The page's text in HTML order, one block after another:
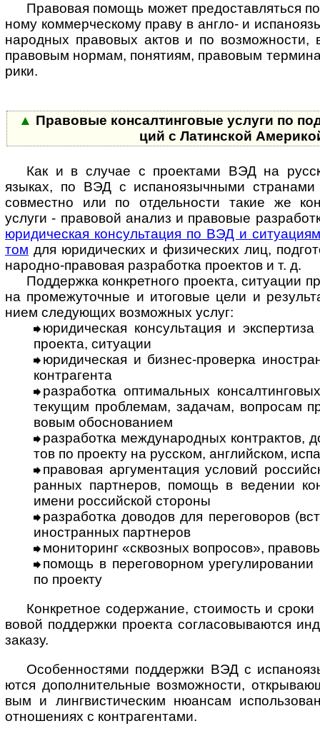
Правовая помощь может предоставляться
ному ком­мер­чес­кому праву в англо- и
на­род­ных пра­во­вых актов и по воз­мож­но­сти,
пра­во­вым нор­мам, поня­тиям, пра­во­вым
рики.
▲ Правовые консалтинговые услуги по
ций с Латин­cкой
Как и в случае с проектами ВЭД на
языках, по ВЭД с испа­но­языч­ными стра­нами
совме­стно или по отдель­ности такие же
услуги - право­вой ана­лиз и пра­вовые
юриди­чес­кая кон­суль­тация по ВЭД и
том для юри­ди­чес­ких и физи­чес­ких лиц,
на­родно-­пра­во­вая разра­ботка проек­тов и т. д.
Поддержка конкретного проекта, ситуации
на про­ме­жу­точ­ные и ито­го­вые цели и
нием сле­дую­щих воз­мож­ных услуг:
юридическая консультация и
про­екта, ситу­ации
юридическая и бизнес-проверка
контр­агента
разработка оптимальных
текущим проб­ле­мам, зада­чам, воп­ро­сам
во­вым обо­сно­ванием
разработка международных контрактов,
тов по про­екту на рус­ском, анг­лий­ском,
правовая аргументация условий
ран­ных парт­неров, помощь в веде­нии
имени рос­сий­ской стороны
разработка доводов для переговоров
ино­ст­ран­ных парт­неров
мониторинг «сквозных вопросов»,
помощь в переговорном урегулировании
по про­екту
Конкретное содержание, стоимость и
во­вой под­дер­жки про­екта согла­со­вы­ва­ются
заказу.
Особенностями поддержки ВЭД с
ются допол­ни­те­ль­ные воз­мож­но­сти,
вым и линг­вис­ти­чес­ким нюан­сам
отно­ше­ниях с контр­аген­тами.